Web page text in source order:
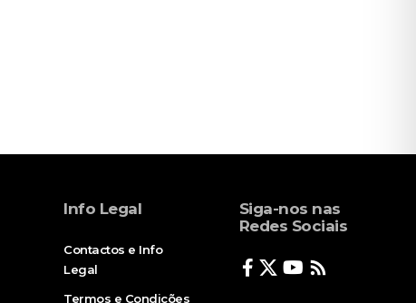
Info Legal
Contactos e Info
Legal
Termos e Condições
Siga-nos nas
Redes Sociais